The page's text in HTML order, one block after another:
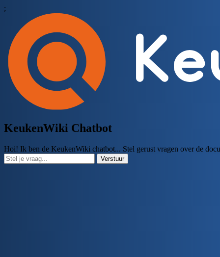
;
KeukenWiki Chatbot
Hoi! Ik ben de KeukenWiki chatbot... Stel gerust vragen over de
Verstuur